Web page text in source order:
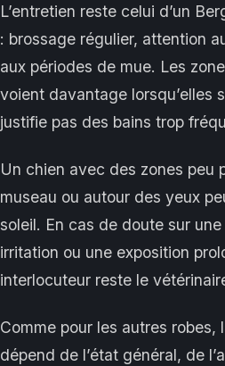
L’entretien reste celui d’un
: brossage régulier, attention
aux périodes de mue. Les
voient davantage lorsqu’elles
justifie pas des bains trop
Un chien avec des zones peu
museau ou autour des yeux
soleil. En cas de doute sur
irritation ou une exposition
interlocuteur reste le
Comme pour les autres robes,
dépend de l’état général, de